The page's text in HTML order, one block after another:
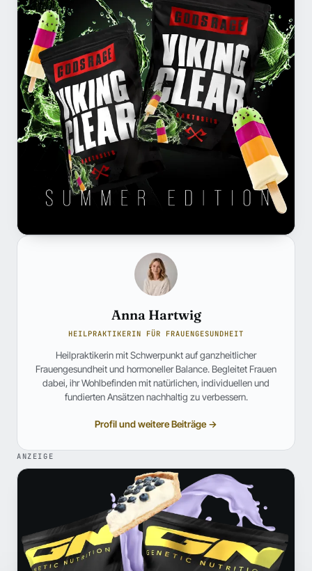
Anna Hartwig
HEILPRAKTIKERIN FÜR FRAUENGESUNDHEIT
Heilpraktikerin mit Schwerpunkt auf ganzheitlicher
Frauengesundheit und hormoneller Balance. Begleitet Frauen
dabei, ihr Wohlbefinden mit natürlichen, individuellen und
fundierten Ansätzen nachhaltig zu verbessern.
Profil und weitere Beiträge →
ANZEIGE